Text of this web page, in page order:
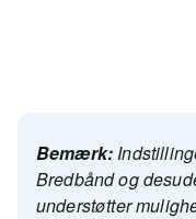
Bemærk:
Bredbånd og
understøtter